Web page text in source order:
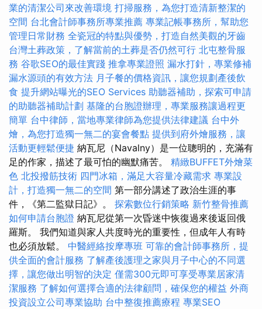
業的清潔公司來改善環境 打掃服務，為您打造清新整潔的
空間 台北會計師事務所專業推薦 專業記帳事務所，幫助您
管理日常財務 全瓷冠的特點與優勢，打造自然美觀的牙齒
台灣土葬政策，了解當前的土葬是否仍然可行 北屯整骨服
務 谷歌SEO的最佳實踐 推拿專業證照 漏水打針，專業修補
漏水源頭的有效方法 月子餐的價格資訊，讓您規劃產後飲
食 提升網站曝光的SEO Services 助聽器補助，探索可申請
的助聽器補助計劃 基隆的台胞證辦理，專業服務讓過程更
簡單 台中律師，當地專業律師為您提供法律建議 台中外
燴，為您打造獨一無二的宴會餐點 提供到府外燴服務，讓
活動更輕鬆便捷 納瓦尼（Navalny）是一位聰明的，充滿有
足的作家，描述了最可怕的幽默痛苦。 精緻BUFFET外燴菜
色 北投撥筋技術 四門冰箱，滿足大容量冷藏需求 專業設
計，打造獨一無二的空間 第一部分講述了政治生涯的事
件，《第二監獄日記》。 探索數位行銷策略 新竹整骨推薦
如何申請台胞證 納瓦尼從第一次昏迷中恢復過來後返回俄
羅斯。 我們知道與家人共度時光的重要性，但成年人有時
也必須放鬆。 中醫經絡按摩專班 可靠的會計師事務所，提
供全面的會計服務 了解產後護理之家與月子中心的不同選
擇，讓您做出明智的決定 僅需300元即可享受專業居家清
潔服務 了解如何選擇合適的法律顧問，確保您的權益 外商
投資設立公司專業協助 台中整復推薦療程 專業SEO